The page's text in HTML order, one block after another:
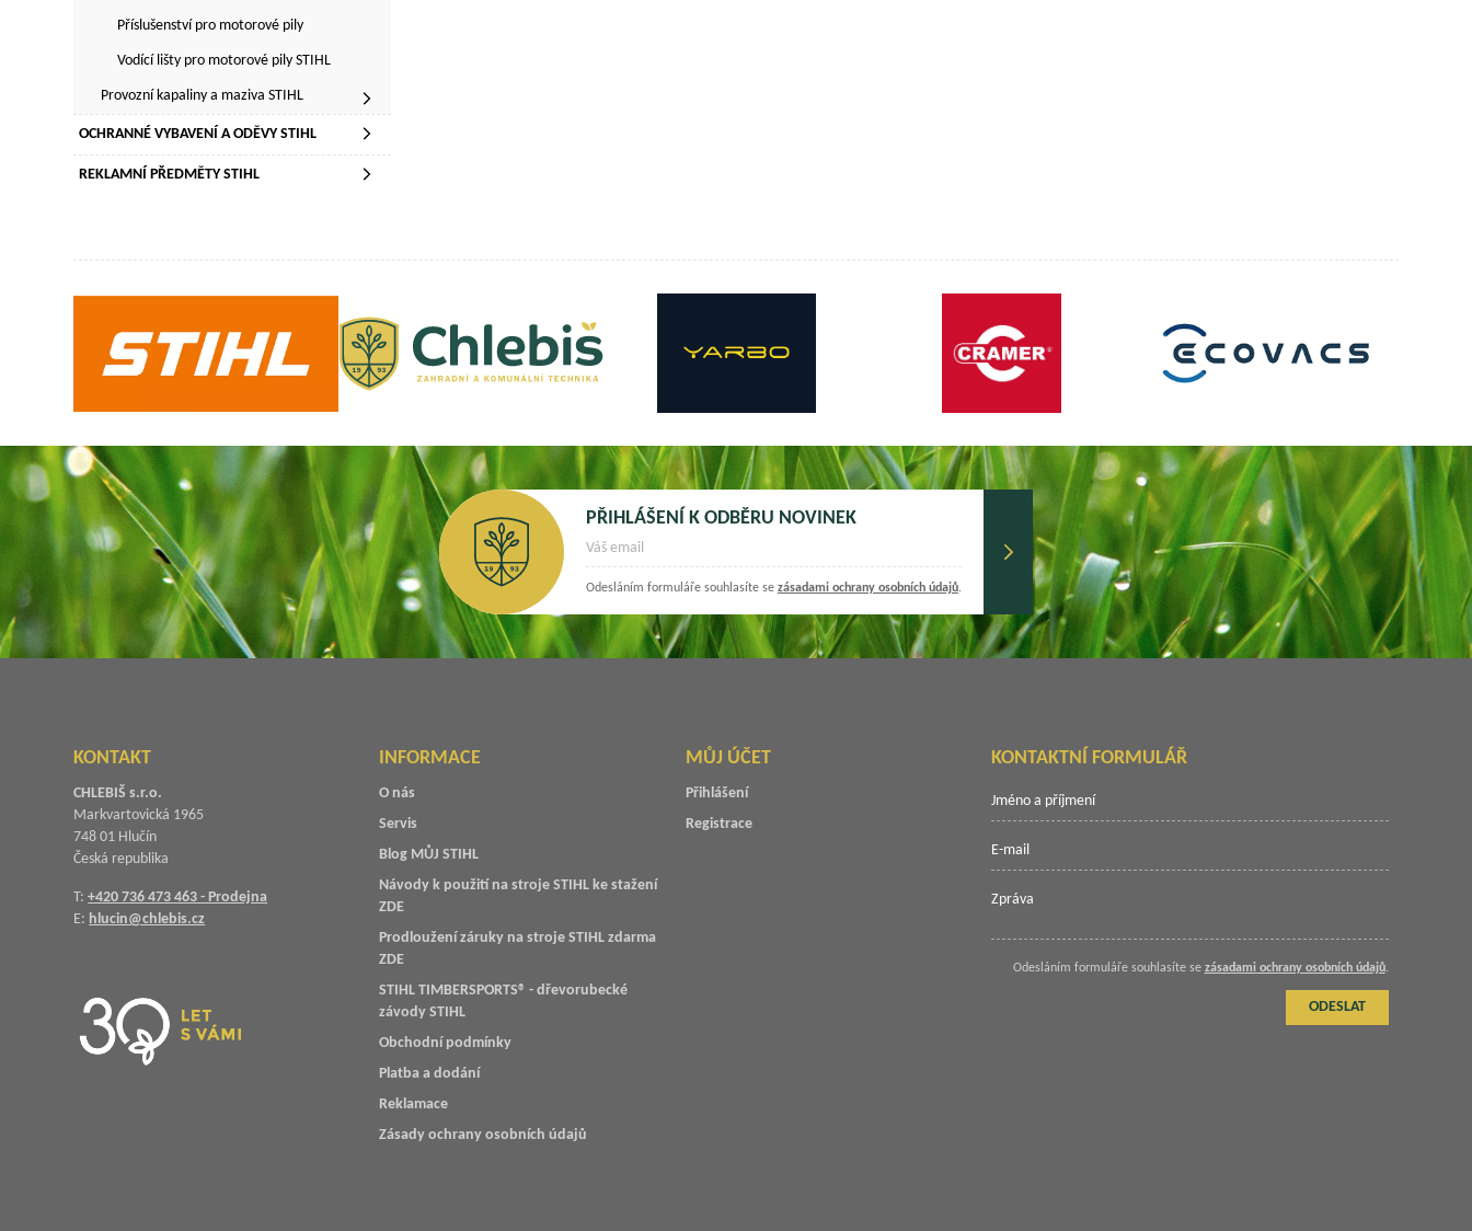
Příslušenství pro motorové pily
Vodící lišty pro motorové pily STIHL
Provozní kapaliny a maziva STIHL
OCHRANNÉ VYBAVENÍ A ODĚVY STIHL
REKLAMNÍ PŘEDMĚTY STIHL
PŘIHLÁŠENÍ K ODBĚRU NOVINEK
Odesláním formuláře souhlasíte se zásadami ochrany osobních údajů.
KONTAKT
CHLEBIŠ s.r.o.
Markvartovická 1965
748 01 Hlučín
Česká republika
T:+420 736 473 463 - Prodejna
E: hlucin@chlebis.cz
INFORMACE
O nás
Servis
Blog MŮJ STIHL
Návody k použití na stroje STIHL ke stažení
ZDE
Prodloužení záruky na stroje STIHL zdarma
ZDE
STIHL TIMBERSPORTS® - dřevorubecké
závody STIHL
Obchodní podmínky
Platba a dodání
Reklamace
Zásady ochrany osobních údajů
MŮJ ÚČET
Přihlášení
Registrace
KONTAKTNÍ FORMULÁŘ
Odesláním formuláře souhlasíte se zásadami ochrany osobních údajů.
ODESLAT